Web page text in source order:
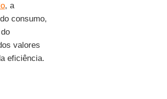
, a
consumo,
valores
eficiência.